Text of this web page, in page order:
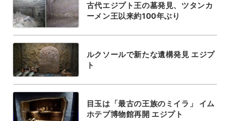
古代エジプト王の墓発見、ツタンカ
ーメン王以来約100年ぶり
ルクソールで新たな遺構発見 エジプ
ト
目玉は「最古の王族のミイラ」 イム
ホテプ博物館再開 エジプト